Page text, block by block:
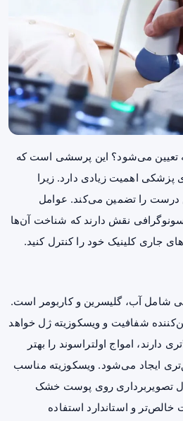
تعیین می‌شود؟ این پرسشی است که
پزشکی اهمیت زیادی دارد. زیرا
را تضمین می‌کند. عوامل
نقش دارند که شناخت آن‌ها
جاری کلینیک خود را کنترل کنید.
شامل آب، گلیسرین و کاربومر است.
شفافیت و ویسکوزیته ژل خواهد
دارند، امواج اولتراسوند را بهتر
ایجاد می‌شود. ویسکوزیته مناسب
تصویربرداری روی پوست خشک
خالص‌تر و استاندارد استفاده